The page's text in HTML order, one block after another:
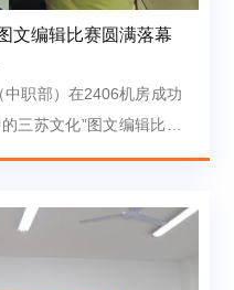
文编辑比赛圆满落幕
职部）在2406机房成功
三苏文化”图文编辑比赛
以赛促教，全面检验中职
。经预赛选拔，共有18支